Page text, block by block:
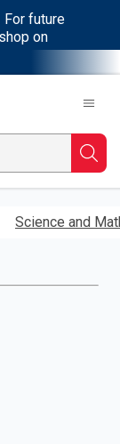
For future
on
Science and